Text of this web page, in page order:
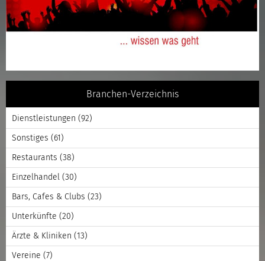
Branchen-Verzeichnis
Dienstleistungen (92)
Sonstiges (61)
Restaurants (38)
Einzelhandel (30)
Bars, Cafes & Clubs (23)
Unterkünfte (20)
Ärzte & Kliniken (13)
Vereine (7)